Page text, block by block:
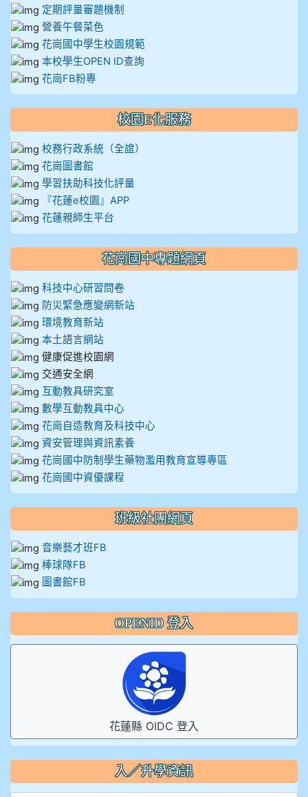
定期評量審題機制
營養午餐菜色
花崗國中學生校園規範
本校學生OPEN ID查詢
花崗FB粉專
校園E化服務
校務行政系統（全誼）
花崗圖書館
學習扶助科技化評量
『花蓮e校園』APP
花蓮親師生平台
花崗國中專題網頁
科技中心研習問卷
防災緊急應變網新站
環境教育新站
本土語言網站
健康促進校園網
交通安全網
互動教具研究室
數學互動教具中心
花崗自造教育及科技中心
資安管理與資訊素養
花崗國中防制學生藥物濫用教育宣導專區
花崗國中資優課程
班級社團網頁
音樂藝才班FB
棒球隊FB
圖書館FB
OPENID 登入
花蓮縣 OIDC 登入
入／升學資訊